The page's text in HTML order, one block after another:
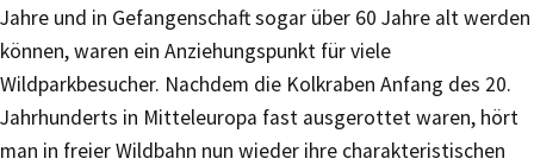
Jahre und in Gefangenschaft sogar über 60 Jahre alt werden
können, waren ein Anziehungspunkt für viele
Wildparkbesucher. Nachdem die Kolkraben Anfang des 20.
Jahrhunderts in Mitteleuropa fast ausgerottet waren, hört
man in freier Wildbahn nun wieder ihre charakteristischen